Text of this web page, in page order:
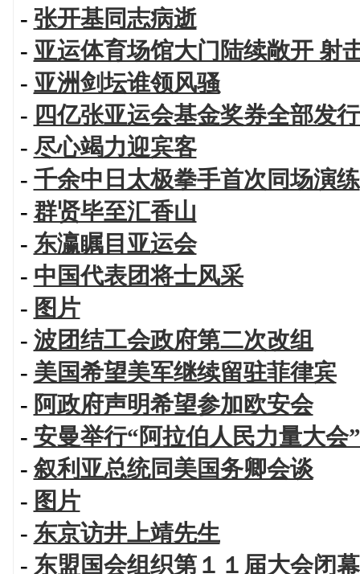
- 张开基同志病逝
- 亚运体育场馆大门陆续敞开
- 亚洲剑坛谁领风骚
- 四亿张亚运会基金奖券全部发
- 尽心竭力迎宾客
- 千余中日太极拳手首次同场演练
- 群贤毕至汇香山
- 东瀛瞩目亚运会
- 中国代表团将士风采
- 图片
- 波团结工会政府第二次改组
- 美国希望美军继续留驻菲律宾
- 阿政府声明希望参加欧安会
- 安曼举行“阿拉伯人民力量大会”
- 叙利亚总统同美国务卿会谈
- 图片
- 东京访井上靖先生
- 东盟国会组织第１１届大会闭